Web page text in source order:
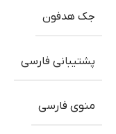
جک هدفون
پشتیبانی فارسی
منوی فارسی